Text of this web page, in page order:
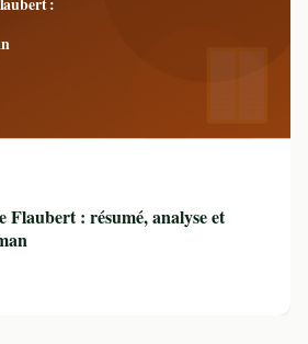
Flaubert : résumé, analyse et